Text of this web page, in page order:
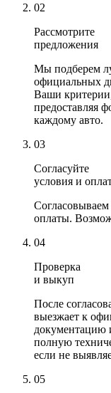
02
Рассмотрите
предложения
Мы подберем
официальных
Ваши
предоставляя
каждому авто.
03
Согласуйте
условия и
оплаты.
04
Проверка
и выкуп
После
выезжает к
документацию
полную
если не
05